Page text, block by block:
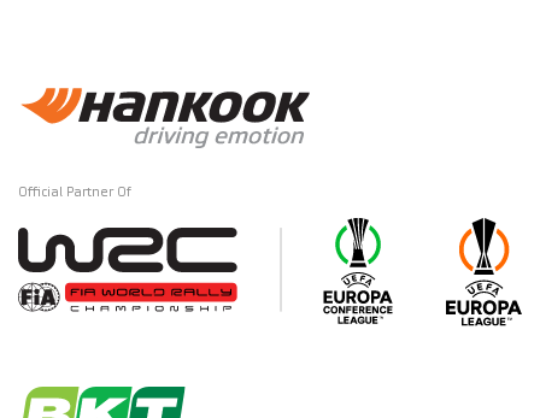
Official Partner Of